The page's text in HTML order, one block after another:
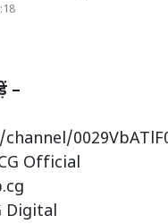
–
Official
Digital